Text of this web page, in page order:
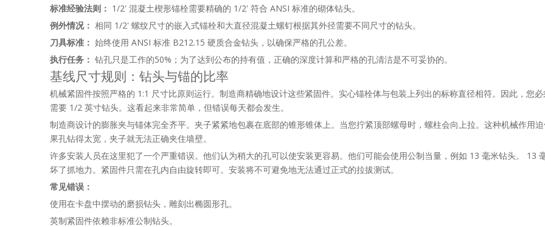
标准经验法则： 1/2' 混凝土楔形锚栓需要精确的 1/2' 符合 ANSI 标准的砌体钻头。
例外情况： 相同 1/2' 螺纹尺寸的嵌入式锚栓和大直径混凝土螺钉根据其外径需要不同尺寸的钻头。
刀具标准： 始终使用 ANSI 标准 B212.15 硬质合金钻头，以确保严格的孔公差。
执行任务： 钻孔只是工作的50%；为了达到公布的持有值，正确的深度计算和严格的孔清洁是不可妥协的。
基线尺寸规则：钻头与锚的比率
机械紧固件按照严格的 1:1 尺寸比原则运行。制造商精确地设计这些紧固件。实心锚栓体与包装上列出的标称直径相符。因此，您
需要 1/2 英寸钻头。这看起来非常简单，但错误每天都会发生。
制造商设计的膨胀夹与锚体完全齐平。夹子紧紧地包裹在底部的锥形锥体上。当您拧紧顶部螺母时，螺柱会向上拉。这种机械作用
果孔钻得太宽，夹子就无法正确夹住墙壁。
许多安装人员在这里犯了一个严重错误。他们认为稍大的孔可以使安装更容易。他们可能会使用公制当量，例如 13 毫米钻头。 13
坏了抓地力。紧固件只需在孔内自由旋转即可。安装将不可避免地无法通过正式的拉拔测试。
常见错误：
使用在卡盘中摆动的磨损钻头，雕刻出椭圆形孔。
英制紧固件依赖非标准公制钻头。